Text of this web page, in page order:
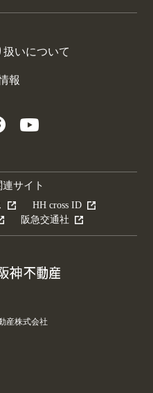
いについて
報
サイト
HH cross ID
阪急交通社
産株式会社